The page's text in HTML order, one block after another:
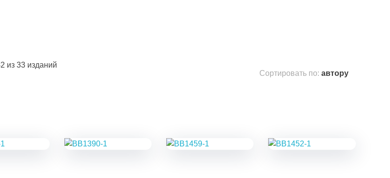
из 33 изданий
Сортировать по: автору